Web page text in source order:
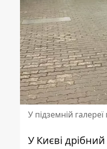
У підземній
У Києві